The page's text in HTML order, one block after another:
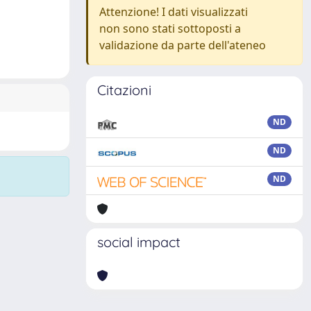
Attenzione! I dati visualizzati
non sono stati sottoposti a
validazione da parte dell'ateneo
Citazioni
ND
ND
ND
social impact